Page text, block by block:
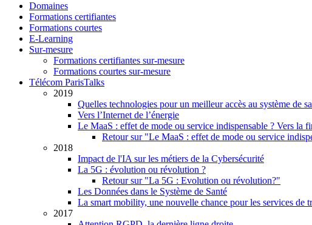
Domaines
Formations certifiantes
Formations courtes
E-Learning
Sur-mesure
Formations certifiantes sur-mesure
Formations courtes sur-mesure
Télécom ParisTalks
2019
Quelles technologies pour un meilleur accès au système de
Vers l’Internet de l’énergie
Le MaaS : effet de mode ou service indispensable ? Vers la
Retour sur "Le MaaS : effet de mode ou service
2018
Impact de l'IA sur les métiers de la Cybersécurité
La 5G : évolution ou révolution ?
Retour sur "La 5G : Evolution ou révolution?"
Les Données dans le Système de Santé
La smart mobility, une nouvelle chance pour les services de
2017